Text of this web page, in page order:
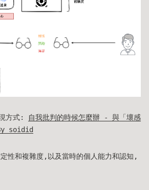
方式:
自我批判的時候怎麼辦 - 與「壞感
soidid
性和複雜度,以及當時的個人能力和認知,